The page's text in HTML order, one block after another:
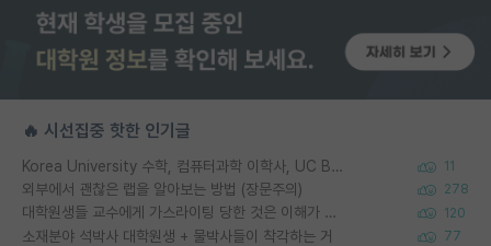
🔥 시선집중 핫한 인기글
Korea University 수학, 컴퓨터과학 이학사, UC Berkeley 산업공학 대학원 공학박사가 되는 것은 쉽지 않겠죠? 11
외부에서 괜찮은 랩을 알아보는 방법 (장문주의) 278
대학원생들 교수에게 가스라이팅 당한 것은 이해가 갑니다. 안타깝네요. 120
소재분야 석박사 대학원생 + 물박사들이 착각하는 거 77